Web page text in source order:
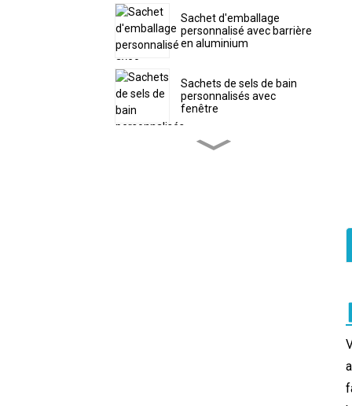
Sachet d'emballage
personnalisé avec barrière
en aluminium
Sachets de sels de bain
personnalisés avec
fenêtre
Sachet d'emballage